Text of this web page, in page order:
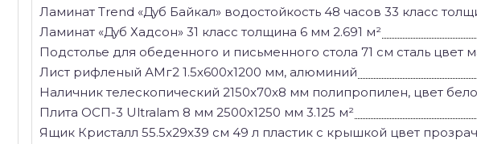
Ламинат Trend «Дуб Байкал» водостойкость 48 часов 33 класс
Ламинат «Дуб Хадсон» 31 класс толщина 6 мм 2.691 м²
Подстолье для обеденного и письменного стола 71 см сталь цвет
Лист рифленый АМг2 1.5x600x1200 мм, алюминий
Наличник телескопический 2150x70x8 мм полипропилен, цвет
Плита ОСП-3 Ultralam 8 мм 2500x1250 мм 3.125 м²
Ящик Кристалл 55.5x29x39 см 49 л пластик с крышкой цвет